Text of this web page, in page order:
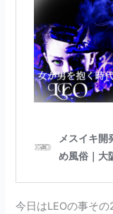
今日はLEOの事その